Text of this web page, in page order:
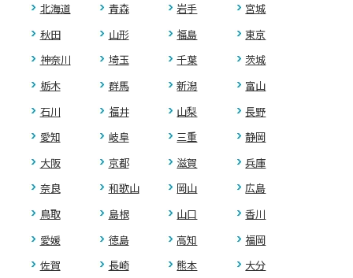
北海道
青森 岩手
宮城
秋田
山形 福島
東京
神奈川
埼玉 千葉
茨城
栃木
群馬 新潟
富山
石川
福井 山梨
長野
愛知
岐阜 三重
静岡
大阪
京都 滋賀
兵庫
奈良
和歌山 岡山
広島
鳥取
島根 山口
香川
愛媛
徳島 高知
福岡
佐賀
長崎 熊本
大分